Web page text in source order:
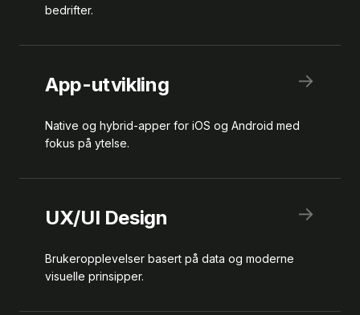
bedrifter.
App-utvikling →
Native og hybrid-apper for iOS og Android med
fokus på ytelse.
UX/UI Design →
Brukeropplevelser basert på data og moderne
visuelle prinsipper.